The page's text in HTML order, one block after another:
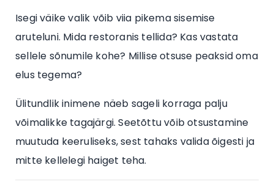
Isegi väike valik võib viia pikema sisemise
aruteluni. Mida restoranis tellida? Kas vastata
sellele sõnumile kohe? Millise otsuse peaksid oma
elus tegema?
Ülitundlik inimene näeb sageli korraga palju
võimalikke tagajärgi. Seetõttu võib otsustamine
muutuda keeruliseks, sest tahaks valida õigesti ja
mitte kellelegi haiget teha.